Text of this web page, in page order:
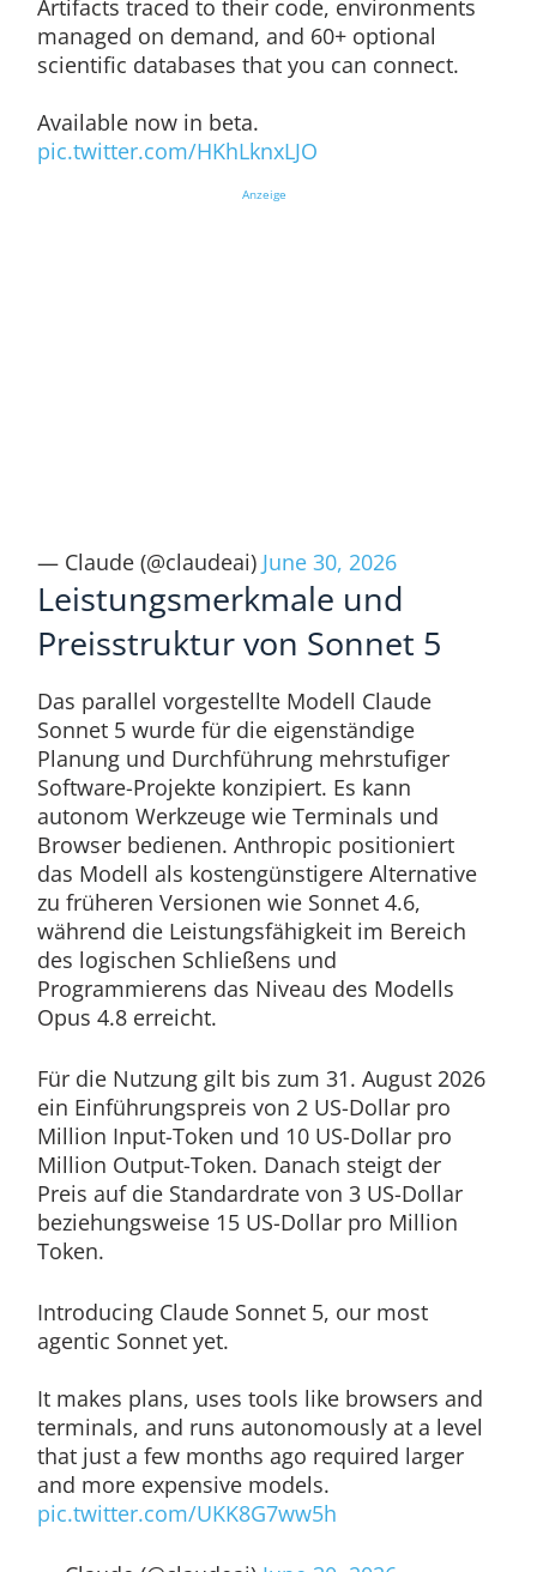
Artifacts traced to their code, environments
managed on demand, and 60+ optional
scientific databases that you can connect.
Available now in beta.
pic.twitter.com/HKhLknxLJO
Anzeige
— Claude (@claudeai) June 30, 2026
Leistungsmerkmale und
Preisstruktur von Sonnet 5
Das parallel vorgestellte Modell Claude
Sonnet 5 wurde für die eigenständige
Planung und Durchführung mehrstufiger
Software-Projekte konzipiert. Es kann
autonom Werkzeuge wie Terminals und
Browser bedienen. Anthropic positioniert
das Modell als kostengünstigere Alternative
zu früheren Versionen wie Sonnet 4.6,
während die Leistungsfähigkeit im Bereich
des logischen Schließens und
Programmierens das Niveau des Modells
Opus 4.8 erreicht.
Für die Nutzung gilt bis zum 31. August 2026
ein Einführungspreis von 2 US-Dollar pro
Million Input-Token und 10 US-Dollar pro
Million Output-Token. Danach steigt der
Preis auf die Standardrate von 3 US-Dollar
beziehungsweise 15 US-Dollar pro Million
Token.
Introducing Claude Sonnet 5, our most
agentic Sonnet yet.
It makes plans, uses tools like browsers and
terminals, and runs autonomously at a level
that just a few months ago required larger
and more expensive models.
pic.twitter.com/UKK8G7ww5h